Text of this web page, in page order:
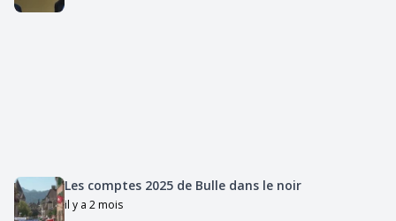
Les comptes 2025 de Bulle dans le noir
il y a 2 mois